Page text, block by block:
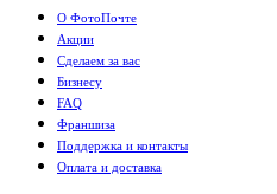
О ФотоПочте
Акции
Сделаем за вас
Бизнесу
FAQ
Франшиза
Поддержка и контакты
Оплата и доставка